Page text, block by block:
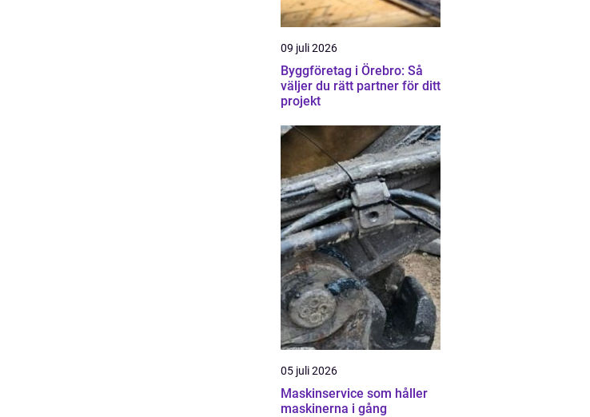
09 juli 2026
Byggföretag i Örebro: Så
väljer du rätt partner för ditt
projekt
05 juli 2026
Maskinservice som håller
maskinerna i gång